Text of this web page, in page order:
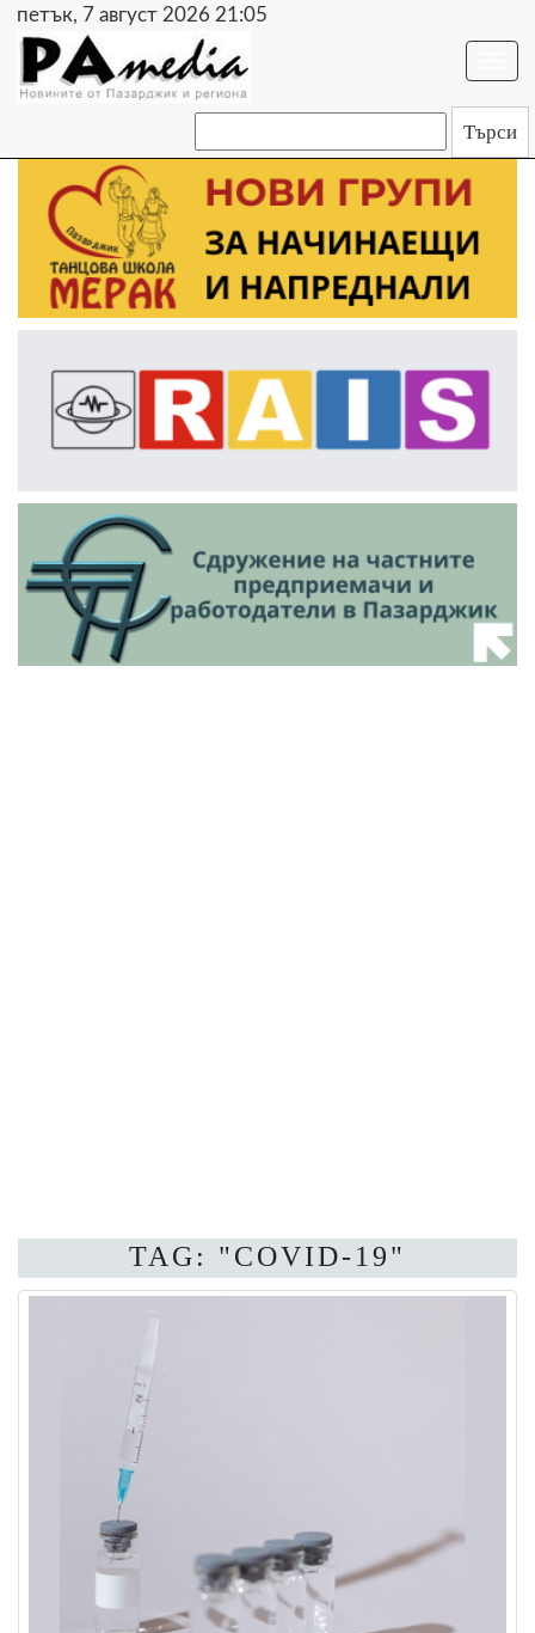
петък, 7 август 2026 21:05
TAG: "COVID-19"